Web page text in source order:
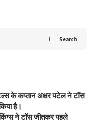
Search
के कप्तान अक्षर पटेल ने टॉस
है।
ने टॉस जीतकर पहले